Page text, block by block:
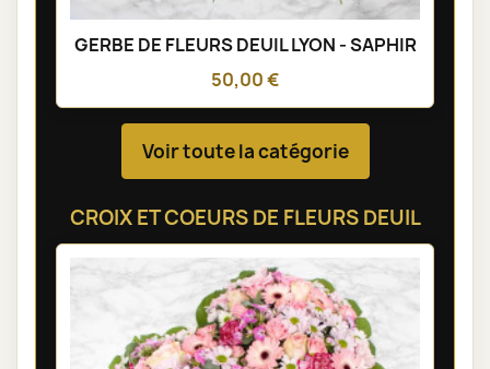
GERBE DE FLEURS DEUIL LYON - SAPHIR
50,00 €
Voir toute la catégorie
CROIX ET COEURS DE FLEURS DEUIL